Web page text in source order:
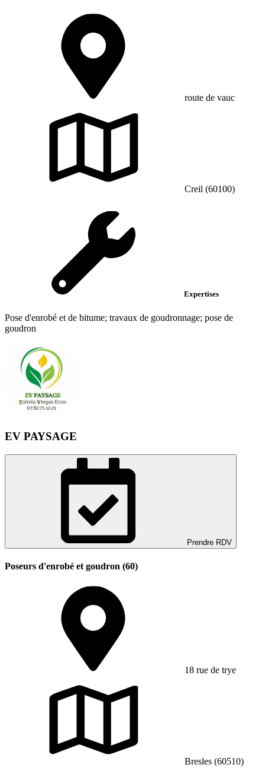
route de vauc
Creil (60100)
Expertises
Pose d'enrobé et de bitume; travaux de goudronnage; pose de
goudron
EV PAYSAGE
Prendre RDV
Poseurs d'enrobé et goudron (60)
18 rue de trye
Bresles (60510)